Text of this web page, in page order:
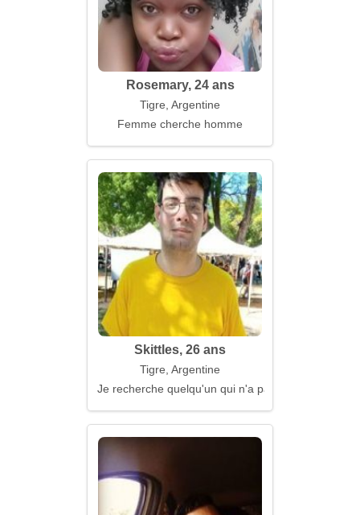
Rosemary, 24 ans
Tigre, Argentine
Femme cherche homme
Skittles, 26 ans
Tigre, Argentine
Je recherche quelqu'un qui n'a pas peur des